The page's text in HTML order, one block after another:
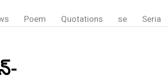
Poem Quotations se Seria